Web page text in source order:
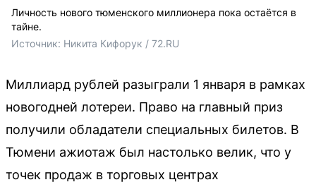
Личность нового тюменского миллионера пока остаётся в
тайне.
Источник: Никита Кифорук / 72.RU
Миллиард рублей разыграли 1 января в рамках
новогодней лотереи. Право на главный приз
получили обладатели специальных билетов. В
Тюмени ажиотаж был настолько велик, что у
точек продаж в торговых центрах